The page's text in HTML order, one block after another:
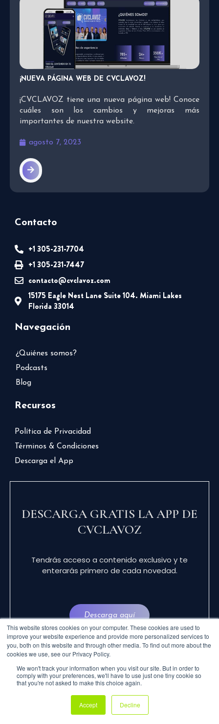
This website stores cookies on your computer. These cookies are used to
improve your website experience and provide more personalized services to
you, both on this website and through other media. To find out more about the
cookies we use, see our Privacy Policy.
We won't track your information when you visit our site. But in order to
comply with your preferences, we'll have to use just one tiny cookie so
that you're not asked to make this choice again.
Accept Decline
¡NUEVA PÁGINA WEB DE CVCLAVOZ!
¡CVCLAVOZ tiene una nueva página web! Conoce
cuáles son los cambios y mejoras más
importantes de nuestra website.
agosto 7, 2023
Contacto
+1 305-231-7704
+1 305-231-7447
contacto@cvclavoz.com
15175 Eagle Nest Lane Suite 104. Miami Lakes
Florida 33014
Navegación
¿Quiénes somos?
Podcasts
Blog
Recursos
Política de Privacidad
Términos & Condiciones
Descarga el App
DESCARGA GRATIS LA APP DE
CVCLAVOZ
Tendrás acceso a contenido exclusivo y te
enterarás primero de cada novedad.
Descarga aquí
© 2024 CVCLAVOZ . TODOS LOS DERECHOS
RESERVADOS.